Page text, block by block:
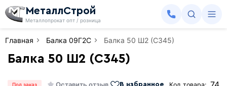
МеталлСтрой
Металлопрокат опт / розница
Главная Балка 09Г2С Балка 50 Ш2 (С345)
Балка 50 Ш2 (С345)
Под заказ В избранное Код товара: